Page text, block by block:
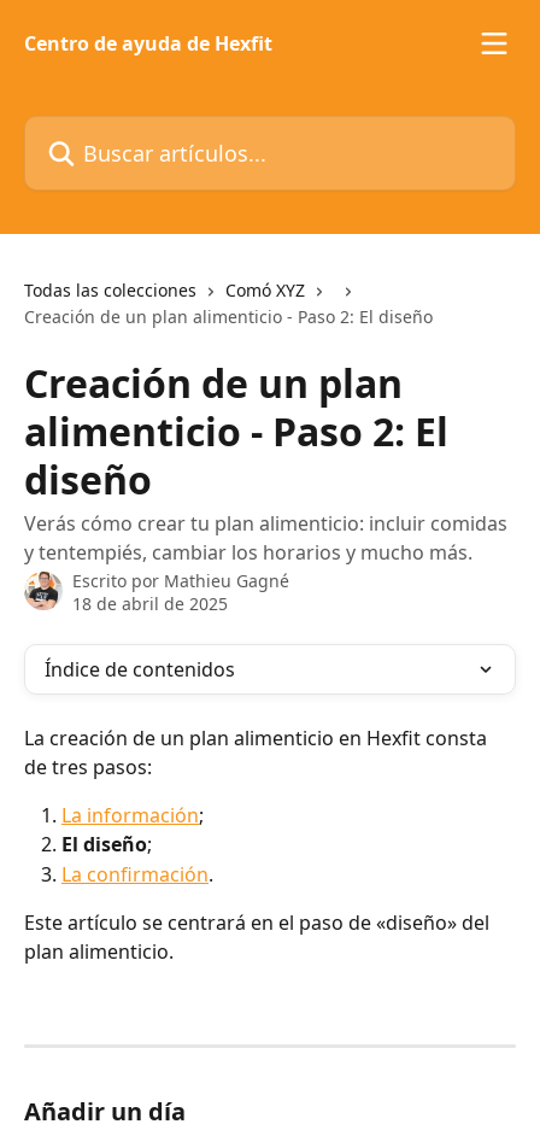
Centro de ayuda de Hexfit
Buscar artículos...
Todas las colecciones
Comó XYZ
Creación de un plan alimenticio - Paso 2: El diseño
Creación de un plan
alimenticio - Paso 2: El
diseño
Verás cómo crear tu plan alimenticio: incluir comidas
y tentempiés, cambiar los horarios y mucho más.
Escrito por Mathieu Gagné
18 de abril de 2025
Índice de contenidos
La creación de un plan alimenticio en Hexfit consta
de tres pasos:
La información;
El diseño;
La confirmación.
Este artículo se centrará en el paso de «diseño» del
plan alimenticio.
Añadir un día